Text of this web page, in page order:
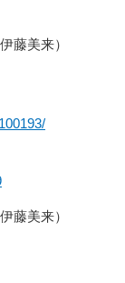
藤美来）
藤美来）